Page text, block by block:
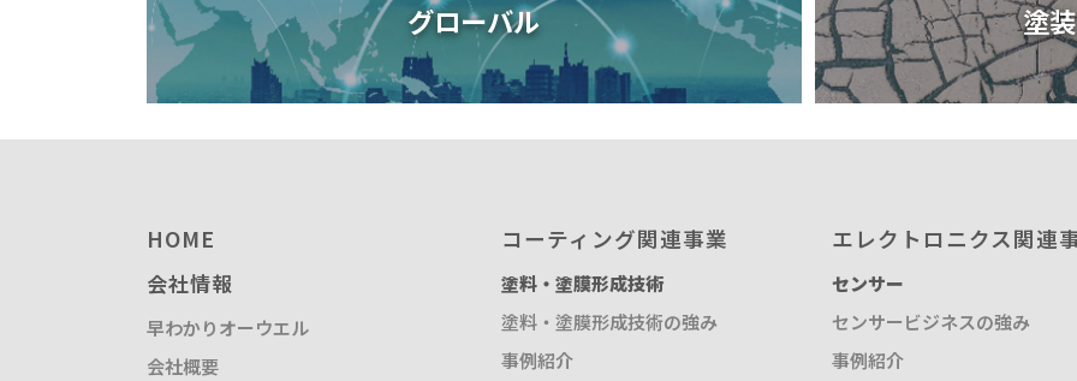
グローバル 塗
HOME
会社情報
早わかりオーウエル
会社概要
コーティング関連事業
塗料・塗膜形成技術
塗料・塗膜形成技術の強み
事例紹介
エレクトロニクス関連
センサー
センサービジネスの強み
事例紹介